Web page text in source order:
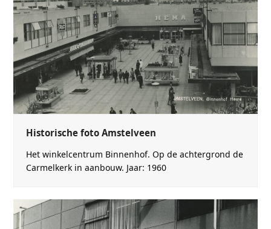
Historische foto Amstelveen
Het winkelcentrum Binnenhof. Op de achtergrond de
Carmelkerk in aanbouw. Jaar: 1960